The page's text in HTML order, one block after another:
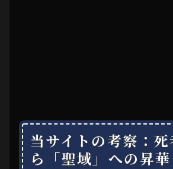
当サイトの考察：
ら「聖域」への昇華